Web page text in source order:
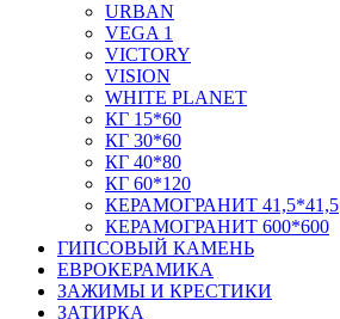
URBAN
VEGA 1
VICTORY
VISION
WHITE PLANET
КГ 15*60
КГ 30*60
КГ 40*80
КГ 60*120
КЕРАМОГРАНИТ 41,5*41,5
КЕРАМОГРАНИТ 600*600
ГИПСОВЫЙ КАМЕНЬ
ЕВРОКЕРАМИКА
ЗАЖИМЫ И КРЕСТИКИ
ЗАТИРКА